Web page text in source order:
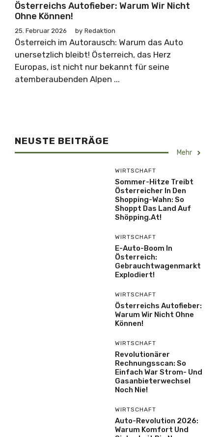
Österreichs Autofieber: Warum Wir Nicht
Ohne Können!
25. Februar 2026 by Redaktion
Österreich im Autorausch: Warum das Auto
unersetzlich bleibt! Österreich, das Herz
Europas, ist nicht nur bekannt für seine
atemberaubenden Alpen ...
NEUSTE BEITRÄGE
Mehr
WIRTSCHAFT
Sommer-Hitze Treibt
Österreicher In Den
Shopping-Wahn: So
Shoppt Das Land Auf
Shöpping.at!
WIRTSCHAFT
E-Auto-Boom In
Österreich:
Gebrauchtwagenmarkt
Explodiert!
WIRTSCHAFT
Österreichs Autofieber:
Warum Wir Nicht Ohne
Können!
WIRTSCHAFT
Revolutionärer
Rechnungsscan: So
Einfach War Strom- Und
Gasanbieterwechsel
Noch Nie!
WIRTSCHAFT
Auto-Revolution 2026:
Warum Komfort Und